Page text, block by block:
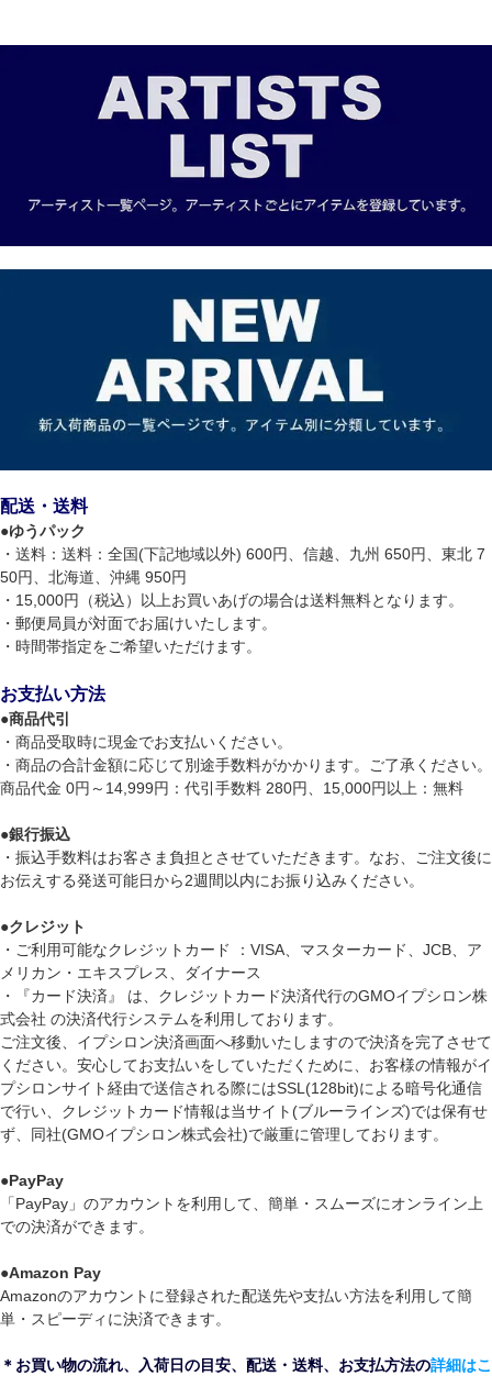
配送・送料
●ゆうパック
・送料：送料：全国(下記地域以外) 600円、信越、九州 650円、東北 7
50円、北海道、沖縄 950円
・15,000円（税込）以上お買いあげの場合は送料無料となります。
・郵便局員が対面でお届けいたします。
・時間帯指定をご希望いただけます。
お支払い方法
●商品代引
・商品受取時に現金でお支払いください。
・商品の合計金額に応じて別途手数料がかかります。ご了承ください。
商品代金 0円～14,999円：代引手数料 280円、15,000円以上：無料
●銀行振込
・振込手数料はお客さま負担とさせていただきます。なお、ご注文後に
お伝えする発送可能日から2週間以内にお振り込みください。
●クレジット
・ご利用可能なクレジットカード ：VISA、マスターカード、JCB、ア
メリカン・エキスプレス、ダイナース
・『カード決済』 は、クレジットカード決済代行のGMOイプシロン株
式会社 の決済代行システムを利用しております。
ご注文後、イプシロン決済画面へ移動いたしますので決済を完了させて
ください。安心してお支払いをしていただくために、お客様の情報がイ
プシロンサイト経由で送信される際にはSSL(128bit)による暗号化通信
で行い、クレジットカード情報は当サイト(ブルーラインズ)では保有せ
ず、同社(GMOイプシロン株式会社)で厳重に管理しております。
●PayPay
「PayPay」のアカウントを利用して、簡単・スムーズにオンライン上
での決済ができます。
●Amazon Pay
Amazonのアカウントに登録された配送先や支払い方法を利用して簡
単・スピーディに決済できます。
＊お買い物の流れ、入荷日の目安、配送・送料、お支払方法の詳細はこ